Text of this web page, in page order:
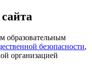
образовательным
безопасности,
организацией